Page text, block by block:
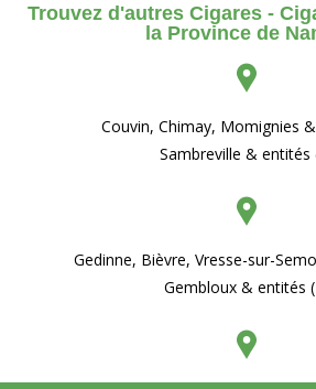
Trouvez d'autres Cigares -
la Province de
Couvin, Chimay, Momignies
Sambreville & entités
Gedinne, Bièvre, Vresse-sur-
Gembloux & entités